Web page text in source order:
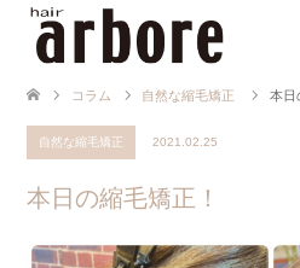
コラム 自然な縮毛矯正 本日
自然な縮毛矯正 2021.02.25
本日の縮毛矯正！